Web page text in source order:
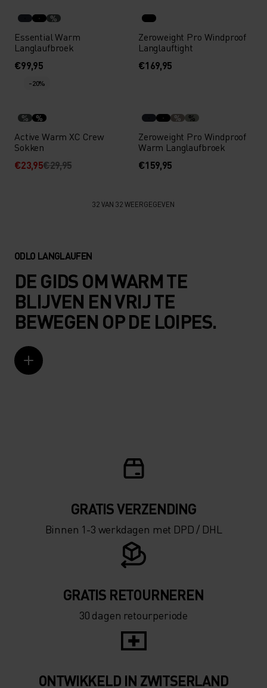
%
Essential Warm
Langlaufbroek
€99,95
Zeroweight Pro Windproof
Langlauftight
€169,95
-20%
% %
Active Warm XC Crew
Sokken
€23,95€29,95
% %
Zeroweight Pro Windproof
Warm Langlaufbroek
€159,95
32 VAN 32 WEERGEGEVEN
ODLO LANGLAUFEN
DE GIDS OM WARM TE
BLIJVEN EN VRIJ TE
BEWEGEN OP DE LOIPES.
GRATIS VERZENDING​​​​​​​​​​​​​​
Binnen 1-3 werkdagen met DPD / DHL
GRATIS RETOURNEREN
30 dagen retourperiode
ONTWIKKELD IN ZWITSERLAND